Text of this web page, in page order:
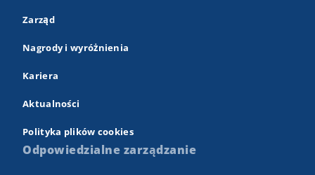
Zarząd
Nagrody i wyróżnienia
Kariera
Aktualności
Polityka plików cookies
Odpowiedzialne zarządzanie